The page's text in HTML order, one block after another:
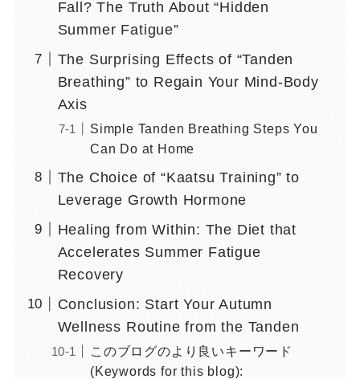
Fall? The Truth About “Hidden
Summer Fatigue”
The Surprising Effects of “Tanden
Breathing” to Regain Your Mind-Body
Axis
Simple Tanden Breathing Steps You
Can Do at Home
The Choice of “Kaatsu Training” to
Leverage Growth Hormone
Healing from Within: The Diet that
Accelerates Summer Fatigue
Recovery
Conclusion: Start Your Autumn
Wellness Routine from the Tanden
このブログのより良いキーワード
(Keywords for this blog):